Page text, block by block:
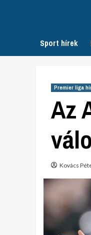
Sport hírek
Premier liga
Az
Kovács